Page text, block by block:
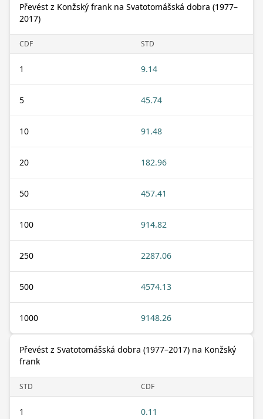
Převést z Konžský frank na Svatotomášská dobra (1977–
2017)
CDF STD
1 9.14
5 45.74
10 91.48
20 182.96
50 457.41
100 914.82
250 2287.06
500 4574.13
1000 9148.26
Převést z Svatotomášská dobra (1977–2017) na Konžský
frank
STD CDF
1 0.11